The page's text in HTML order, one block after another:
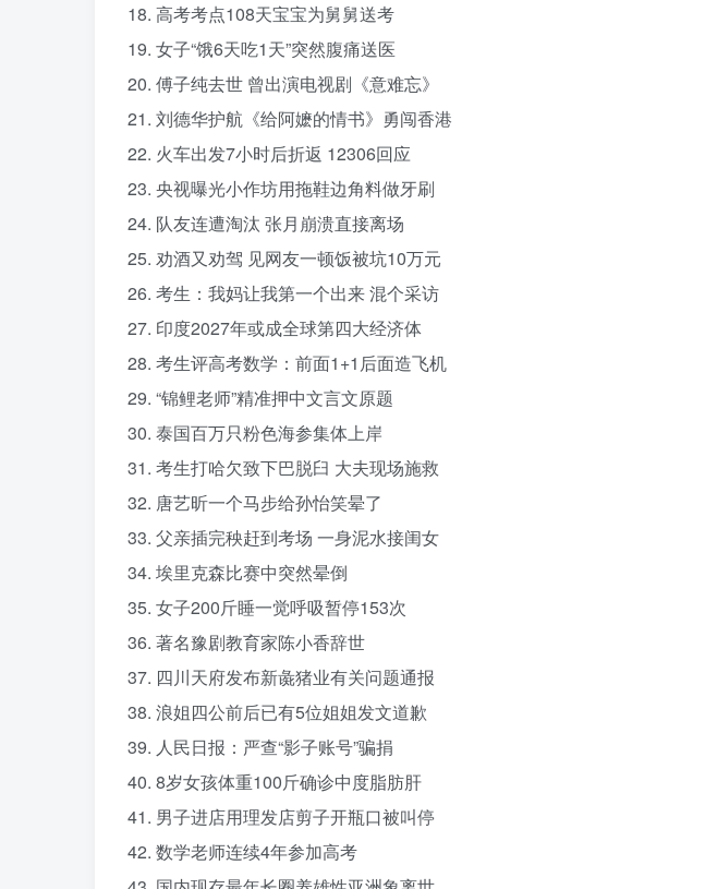
18. 高考考点108天宝宝为舅舅送考
19. 女子“饿6天吃1天”突然腹痛送医
20. 傅子纯去世 曾出演电视剧《意难忘》
21. 刘德华护航《给阿嬷的情书》勇闯香港
22. 火车出发7小时后折返 12306回应
23. 央视曝光小作坊用拖鞋边角料做牙刷
24. 队友连遭淘汰 张月崩溃直接离场
25. 劝酒又劝驾 见网友一顿饭被坑10万元
26. 考生：我妈让我第一个出来 混个采访
27. 印度2027年或成全球第四大经济体
28. 考生评高考数学：前面1+1后面造飞机
29. “锦鲤老师”精准押中文言文原题
30. 泰国百万只粉色海参集体上岸
31. 考生打哈欠致下巴脱臼 大夫现场施救
32. 唐艺昕一个马步给孙怡笑晕了
33. 父亲插完秧赶到考场 一身泥水接闺女
34. 埃里克森比赛中突然晕倒
35. 女子200斤睡一觉呼吸暂停153次
36. 著名豫剧教育家陈小香辞世
37. 四川天府发布新彘猪业有关问题通报
38. 浪姐四公前后已有5位姐姐发文道歉
39. 人民日报：严查“影子账号”骗捐
40. 8岁女孩体重100斤确诊中度脂肪肝
41. 男子进店用理发店剪子开瓶口被叫停
42. 数学老师连续4年参加高考